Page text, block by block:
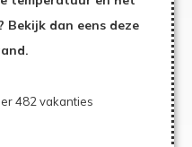
Bekijk dan eens deze
482 vakanties